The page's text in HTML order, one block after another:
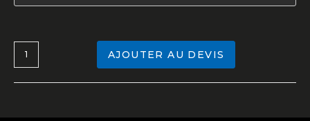
AJOUTER AU DEVIS